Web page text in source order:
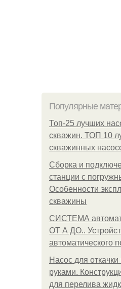
Популярные
Топ-25 лучших
скважин. ТОП 10
скважинных
Сборка и
станции с
Особенности
скважины
СИСТЕМА
ОТ А ДО..
автоматического
Насос для
руками.
для перелива